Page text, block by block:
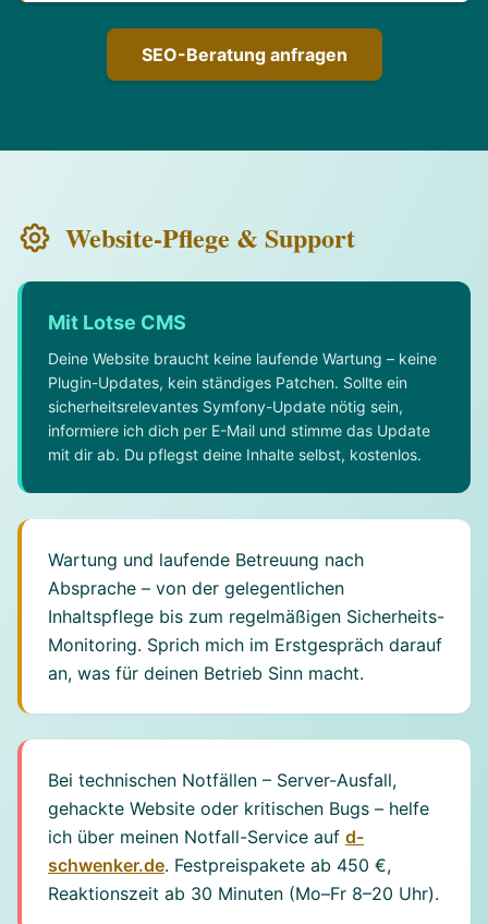
SEO-Beratung anfragen
Website-Pflege & Support
Mit Lotse CMS
Deine Website braucht keine laufende Wartung – keine
Plugin-Updates, kein ständiges Patchen. Sollte ein
sicherheitsrelevantes Symfony-Update nötig sein,
informiere ich dich per E-Mail und stimme das Update
mit dir ab. Du pflegst deine Inhalte selbst, kostenlos.
Wartung und laufende Betreuung nach
Absprache – von der gelegentlichen
Inhaltspflege bis zum regelmäßigen Sicherheits-
Monitoring. Sprich mich im Erstgespräch darauf
an, was für deinen Betrieb Sinn macht.
Bei technischen Notfällen – Server-Ausfall,
gehackte Website oder kritischen Bugs – helfe
ich über meinen Notfall-Service auf d-
schwenker.de. Festpreispakete ab 450 €,
Reaktionszeit ab 30 Minuten (Mo–Fr 8–20 Uhr).